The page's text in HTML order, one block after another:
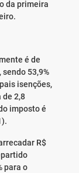
da primeira
é de
53,9%
isenções,
de 2,8
imposto é
R$
para o